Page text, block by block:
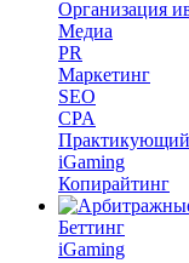
Организация
Медиа
PR
Маркетинг
SEO
CPA
iGaming
Копирайтинг
Беттинг
iGaming